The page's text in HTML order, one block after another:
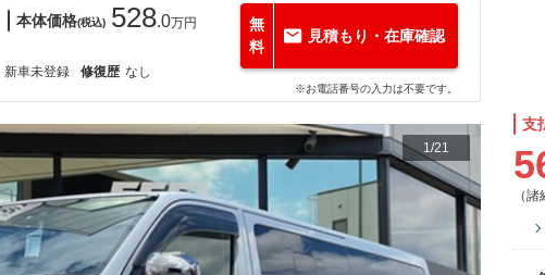
本体価格(税込) 528.0万円
新車未登録 修復歴 なし
無
料
見積もり・在庫確認
※お電話番号の入力は不要です。
1/21
支
（